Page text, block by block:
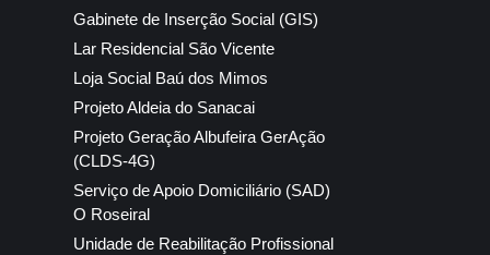
Gabinete de Inserção Social (GIS)
Lar Residencial São Vicente
Loja Social Baú dos Mimos
Projeto Aldeia do Sanacai
Projeto Geração Albufeira GerAção
(CLDS-4G)
Serviço de Apoio Domiciliário (SAD)
O Roseiral
Unidade de Reabilitação Profissional